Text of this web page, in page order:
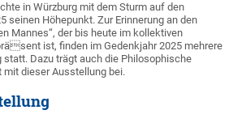
in Würzburg mit dem Sturm auf den
seinen Höhepunkt. Zur Erinnerung an den
Mannes“, der bis heute im kollektiven
ist, finden im Gedenkjahr 2025 mehrere
statt. Dazu trägt auch die Philosophische
mit dieser Ausstellung bei.